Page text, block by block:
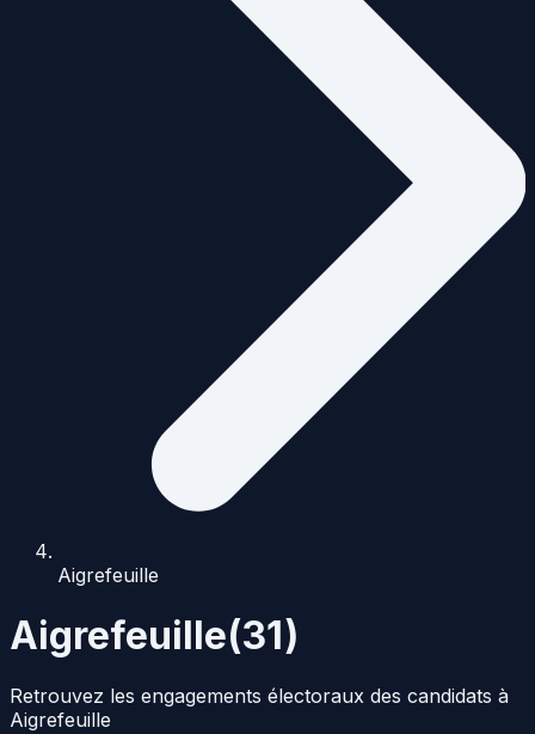
Aigrefeuille
Aigrefeuille(31)
Retrouvez les engagements électoraux des candidats à
Aigrefeuille